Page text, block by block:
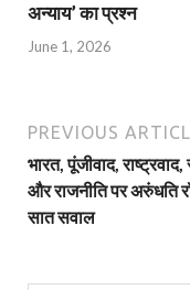
अन्याय’ का प्रश्न
June 1, 2026
PREVIOUS
भारत, पूंजीवाद, राष्ट्रवाद,
और राजनीति पर अरुंधति
सात सवाल